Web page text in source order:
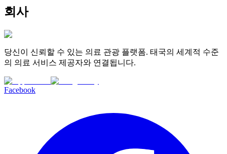
회사
당신이 신뢰할 수 있는 의료 관광 플랫폼. 태국의 세계적 수준
의 의료 서비스 제공자와 연결됩니다.
Facebook